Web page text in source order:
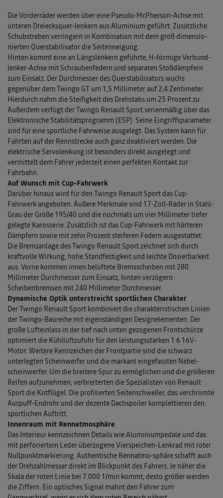
Die Vorderräder werden über eine Pseudo-McPherson-Achse mit
unteren Dreiecksquer-lenkern aus Aluminium geführt. Zusätzliche
Schubstreben verringern in Kombination mit dem groß dimensio­
nierten Querstabilisator die Seitenneigung.
Hinten kommt eine an Längslenkern geführte, H-förmige Verbund­
lenker-Achse mit Schraubenfedern und separaten Stoßdämpfern
zum Einsatz. Der Durchmesser des Querstabilisators wuchs
gegenüber dem Twingo GT um 1,5 Milli­meter auf 2,4 Zenti­meter.
Hierdurch nahm die Steifigkeit des Drehstabs um 25 Prozent zu.
Außerdem verfügt der Twingo Renault Sport serienmäßig über das
Elektro­nische Stabilitätsprogramm (ESP). Seine Eingriffsparameter
sind für eine sportliche Fahrweise ausgelegt. Das System kann für
Fahrten auf der Rennstrecke auch ganz deaktiviert werden. Die
elektrische Servo­lenkung ist besonders direkt ausgelegt und
vermittelt dem Fahrer jederzeit einen perfekten Kontakt zur
Fahrbahn.
Auf Wunsch mit Cup-Fahrwerk
Darüber hinaus wird für den Twingo Renault Sport das Cup-
Fahrwerk angeboten. Äußere Merkmale sind 17-Zoll-Räder in Stahl-
Grau der Größe 195/40 und die nochmals um vier Millimeter tiefer
gelegte Karosserie. Zusätzlich ist das Cup-Fahrwerk mit härteren
Dämpfern sowie mit zehn Prozent steiferen Federn ausgestattet.
Die Bremsanlage des Twingo Renault Sport zeichnet sich durch
kraftvolle Wirkung, hohe Standfestigkeit und leichte Dosierbarkeit
aus. Vorne kommen innen belüftete Bremsscheiben mit 280
Millimeter Durchmesser zum Einsatz, hinten verzögern
Scheibenbremsen mit 240 Millimeter Durchmesser.
Dynamische Optik unterstreicht sportlichen Charakter
Der Twingo Renault Sport kombiniert die charakteristischen Linien
der Twingo-Baureihe mit eigenständigen Design­elementen. Der
große Lufteinlass in der tief nach unten gezogenen Frontschürze
optimiert die Kühlluftzufuhr für den leistungsstarken 1.6 16V-
Motor. Weitere Kenn­zeichen der Frontpartie sind die schwarz
unterlegten Scheinwerfer und die markant eingefassten Nebel­
schein­werfer. Um die breitere Spur zu ermöglichen und die größeren
Reifen aufzu­nehmen, verbreiterten die Spezialisten von Renault
Sport die Kotflügel. Die profilierten Seitenschweller, das verchromte
Auspuff-Endrohr und der dezente Dachspoiler komp­lettieren den
spor­tlichen Auftritt.
Innenraum mit Rennatmosphäre
Das Interieur kennzeichnen Details wie Aluminiumpedale und das
mit perforiertem Leder überzogene Vierspeichen-Lenkrad mit roter
Null­punktmarkierung. Authentische Renn­atmo-sphäre schafft auch
der Drehzahlmesser direkt im Blickpunkt des Fahrers. Je näher die
Skala der roten Linie bei 7.000 1/min kommt, desto größer werden
die Ziffern. Ein optisches Signal mahnt den Fahrer zum